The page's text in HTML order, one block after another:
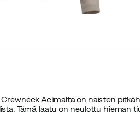
Crewneck Aclimalta on naisten
Tämä laatu on neulottu hieman